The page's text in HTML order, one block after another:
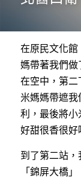
在原民文化
媽帶著我們
在空中，第
米媽媽帶遮
利，最後將
好甜很香很好
到了第二站
「錦屏大橋